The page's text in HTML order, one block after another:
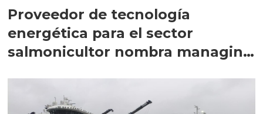
Proveedor de tecnología
energética para el sector
salmonicultor nombra managing